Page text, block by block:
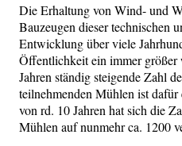
Die Erhaltung von Wind- und
Bauzeugen dieser technischen
Entwicklung über viele
Öffentlichkeit ein immer größer
Jahren ständig steigende Zahl
teilnehmenden Mühlen ist
von rd. 10 Jahren hat sich die
Mühlen auf nunmehr ca. 1200